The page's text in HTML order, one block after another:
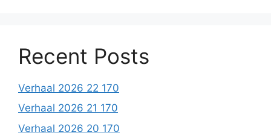
Recent Posts
Verhaal 2026 22 170
Verhaal 2026 21 170
Verhaal 2026 20 170